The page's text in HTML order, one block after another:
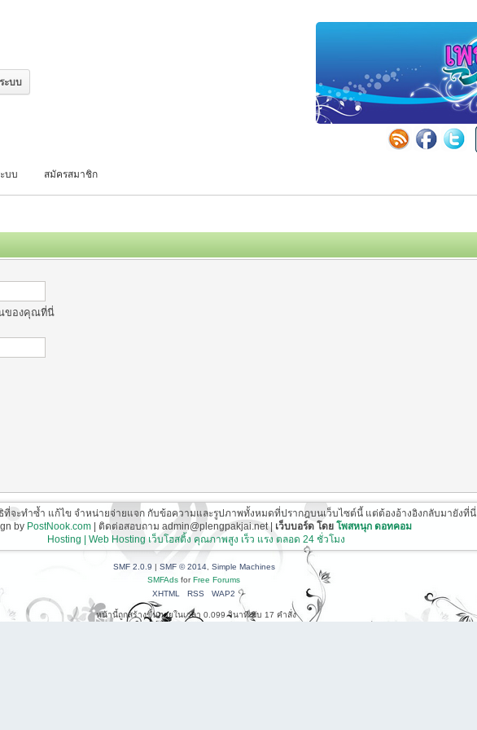
บบ สมัครสมาชิก
นของคุณที่นี่
จะทำซ้ำ แก้ไข จำหน่ายจ่ายแจก กับข้อความและรูปภาพทั้งหมดที่ปรากฎบนเว็บไซต์นี้ แต่ต้องอ้างอิงกลับมายังที่นี่
by PostNook.com | ติดต่อสอบถาม admin@plengpakjai.net | เว็บบอร์ด โดย โพสหนุก ดอทคอม
Hosting | Web Hosting เว็บโฮสติ้ง คุณภาพสูง เร็ว แรง ตลอด 24 ชั่วโมง
SMF 2.0.9 | SMF © 2014, Simple Machines
SMFAds forFree Forums
XHTML
RSS WAP2
หน้านี้ถูกสร้างขึ้นภายในเวลา 0.099 วินาที กับ 17 คำสั่ง